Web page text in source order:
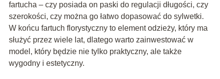
fartucha – czy posiada on paski do regulacji długości, czy
szerokości, czy można go łatwo dopasować do sylwetki.
W końcu fartuch florystyczny to element odzieży, który ma
służyć przez wiele lat, dlatego warto zainwestować w
model, który będzie nie tylko praktyczny, ale także
wygodny i estetyczny.